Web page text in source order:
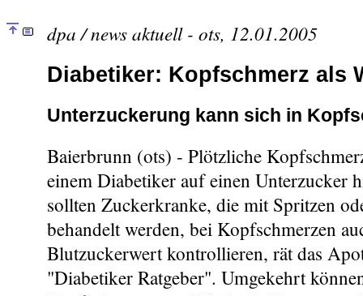
dpa / news aktuell - ots, 12.01.2005
Diabetiker: Kopfschmerz als
Unterzuckerung kann sich in
Baierbrunn (ots) - Plötzliche
einem Diabetiker auf einen Unterzucker
sollten Zuckerkranke, die mit Spritzen
behandelt werden, bei Kopfschmerzen
Blutzuckerwert kontrollieren, rät das
"Diabetiker Ratgeber". Umgekehrt